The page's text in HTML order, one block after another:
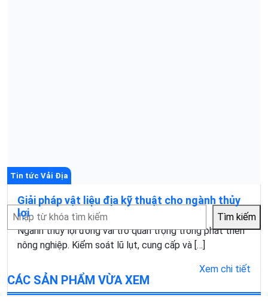
Tin tức Vải Địa
Giải pháp vật liệu địa kỹ thuật cho ngành thủy
lợi
Ngành thủy lợi đóng vai trò quan trọng trong phát triển
nông nghiệp. Kiểm soát lũ lụt, cung cấp và […]
Xem chi tiết
Tìm
kiếm
Tìm kiếm
CÁC SẢN PHẨM VỪA XEM